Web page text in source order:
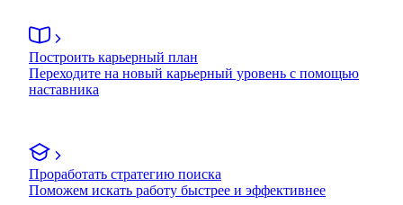
Построить карьерный план
Переходите на новый карьерный уровень с помощью
наставника
Проработать стратегию поиска
Поможем искать работу быстрее и эффективнее